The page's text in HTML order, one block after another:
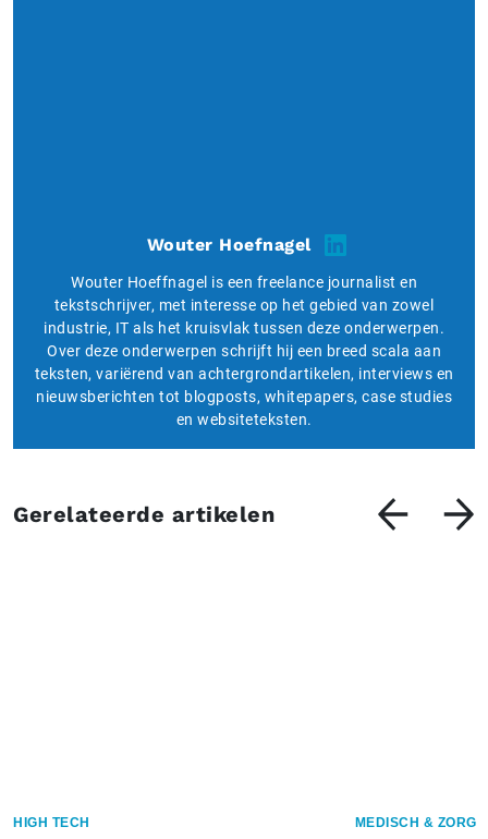
Wouter Hoefnagel
Wouter Hoeffnagel is een freelance journalist en
tekstschrijver, met interesse op het gebied van zowel
industrie, IT als het kruisvlak tussen deze onderwerpen.
Over deze onderwerpen schrijft hij een breed scala aan
teksten, variërend van achtergrondartikelen, interviews en
nieuwsberichten tot blogposts, whitepapers, case studies
en websiteteksten.
Gerelateerde artikelen
HIGH TECH MEDISCH & ZORG